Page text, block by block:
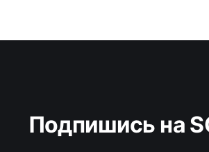
Подпишись на